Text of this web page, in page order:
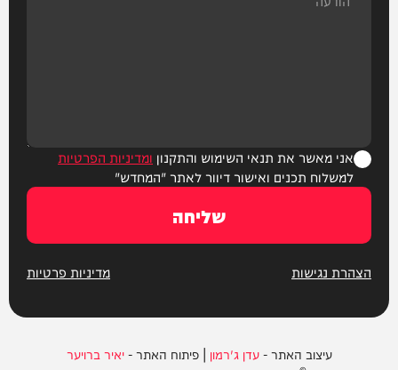
אני מאשר את תנאי השימוש והתקנון ומדיניות הפרטיות
למשלוח תכנים ואישור דיוור לאתר "המחדש"
שליחה
הצהרת נגישות מדיניות פרטיות
עיצוב האתר -עדן ג'רמון | פיתוח האתר -יאיר ברויער